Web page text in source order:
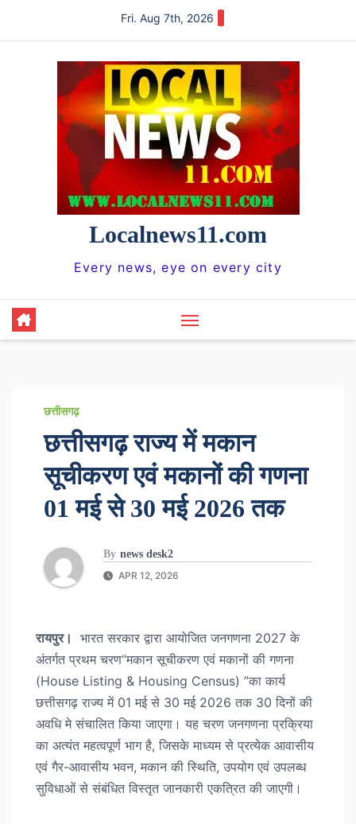
Fri. Aug 7th, 2026
Localnews11.com
Every news, eye on every city
छत्तीसगढ़
छत्तीसगढ़ राज्य में मकान
सूचीकरण एवं मकानों की गणना
01 मई से 30 मई 2026 तक
By news desk2
APR 12, 2026
रायपुर।
भारत सरकार द्वारा आयोजित जनगणना 2027 के
अंतर्गत प्रथम चरण“मकान सूचीकरण एवं मकानों की गणना
(House Listing & Housing Census) ”का कार्य
छत्तीसगढ़ राज्य में 01 मई से 30 मई 2026 तक 30 दिनों की
अवधि मे संचालित किया जाएगा। यह चरण जनगणना प्रक्रिया
का अत्यंत महत्वपूर्ण भाग है, जिसके माध्यम से प्रत्येक आवासीय
एवं गैर-आवासीय भवन, मकान की स्थिति, उपयोग एवं उपलब्ध
सुविधाओं से संबंधित विस्तृत जानकारी एकत्रित की जाएगी।